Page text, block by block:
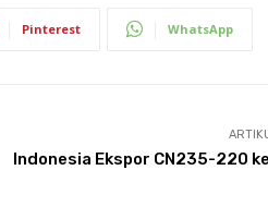
Pinterest WhatsApp
Indonesia Ekspor CN235-220